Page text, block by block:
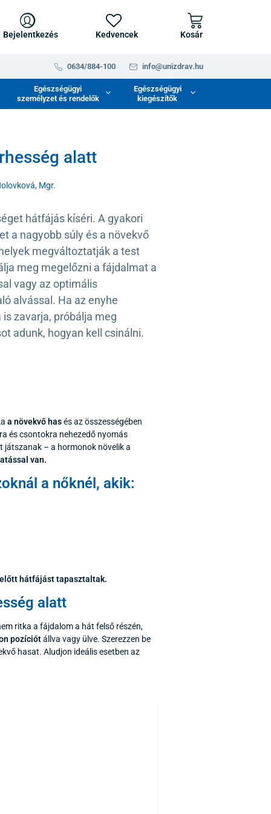
Bejelentkezés Kedvencek Kosár
0634/884-100 info@unizdrav.hu
Egészségügyi
személyzet és rendelők
Egészségügyi
kiegészítők
alatt
Mgr.
hátfájás kíséri. A gyakori
a nagyobb súly és a növekvő
megváltoztatják a test
meg megelőzni a fájdalmat a
vagy az optimális
alvással. Ha az enyhe
zavarja, próbálja meg
adunk, hogyan kell csinálni.
a növekvő hasés az összességében
és csontokra nehezedő nyomás
játszanak – a hormonok növelik a
van.
a nőknél, akik:
hátfájást tapasztaltak.
alatt
ritka a fájdalom a hát felső részén,
pozíciótállva vagy ülve. Szerezzen be
hasat. Aludjon ideális esetben az